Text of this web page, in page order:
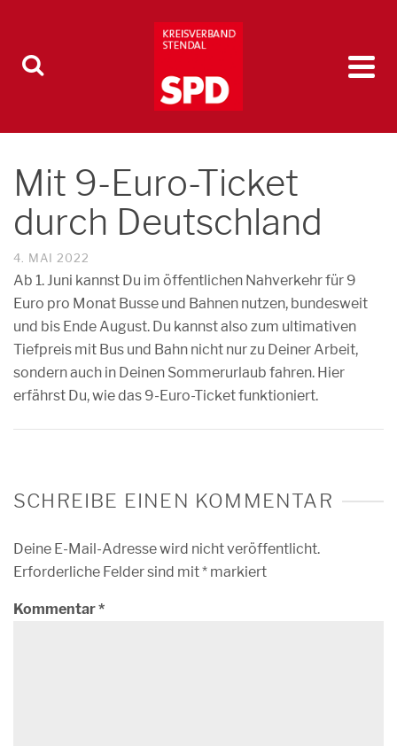
Mit 9-Euro-Ticket
durch Deutschland
4. MAI 2022
Ab 1. Juni kannst Du im öffentlichen Nahverkehr für 9
Euro pro Monat Busse und Bahnen nutzen, bundesweit
und bis Ende August. Du kannst also zum ultimativen
Tiefpreis mit Bus und Bahn nicht nur zu Deiner Arbeit,
sondern auch in Deinen Sommerurlaub fahren. Hier
erfährst Du, wie das 9-Euro-Ticket funktioniert.
SCHREIBE EINEN KOMMENTAR
Deine E-Mail-Adresse wird nicht veröffentlicht.
Erforderliche Felder sind mit* markiert
Kommentar*